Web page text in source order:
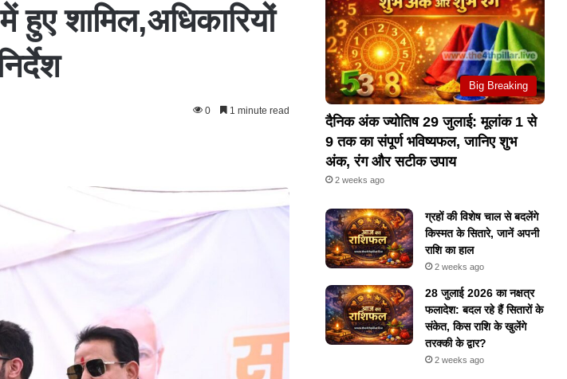
हुए शामिल,अधिकारियों
0 1 minute read
Big Breaking
दैनिक अंक ज्योतिष 29 जुलाई: मूलांक 1 से
9 तक का संपूर्ण भविष्यफल, जानिए शुभ
अंक, रंग और सटीक उपाय
2 weeks ago
ग्रहों की विशेष चाल से बदलेंगे
किस्मत के सितारे, जानें अपनी
राशि का हाल
2 weeks ago
28 जुलाई 2026 का नक्षत्र
फलादेश: बदल रहे हैं सितारों के
संकेत, किस राशि के खुलेंगे
तरक्की के द्वार?
2 weeks ago